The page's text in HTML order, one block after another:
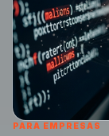
PARA EMPRESAS